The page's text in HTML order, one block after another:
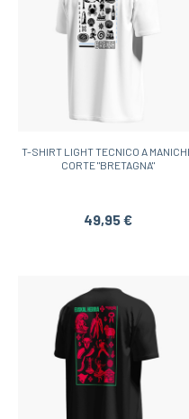
T-SHIRT LIGHT TECNICO A
CORTE "BRETAGNA"
49,95 €